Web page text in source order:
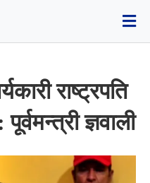
राष्ट्रपति
ज्ञवाली